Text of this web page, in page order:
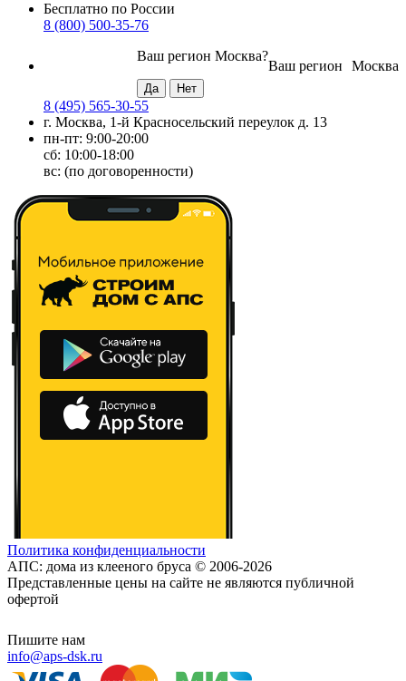
Бесплатно по России
8 (800) 500-35-76
Москва
Ваш регион
Ваш регион Москва?
8 (495) 565-30-55
г. Москва, 1-й Красносельский переулок д. 13
пн-пт: 9:00-20:00
сб: 10:00-18:00
вс: (по договоренности)
Политика конфиденциальности
АПС: дома из клееного бруса © 2006-2026
Представленные цены на сайте не являются публичной
офертой
Пишите нам
info@aps-dsk.ru